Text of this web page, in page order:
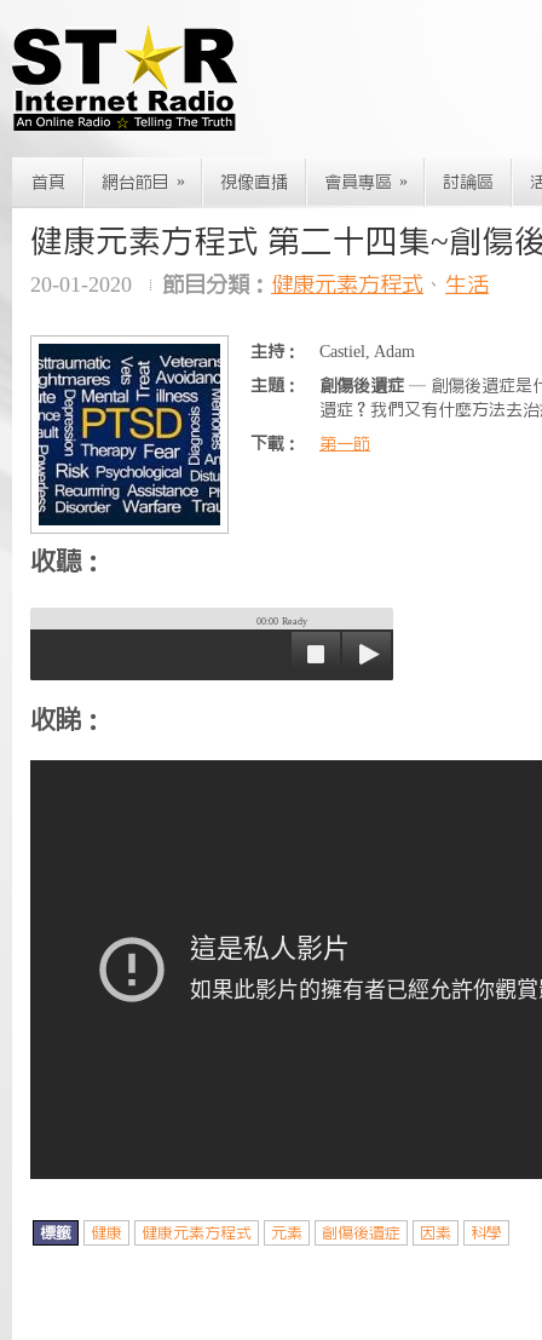
首頁 網台節目 » 視像直播 會員專區 » 討論區
健康元素方程式 第二十四集~創傷
20-01-2020 節目分類： 健康元素方程式 、 生活
主持：
Castiel, Adam
主題：
創傷後遺症 — 創傷後遺症是
遺症？我們又有什麼方法去
下載：
第一節
收聽：
00:00 Ready
收睇：
標籤 健康 健康元素方程式 元素 創傷後遺症 因素 科學